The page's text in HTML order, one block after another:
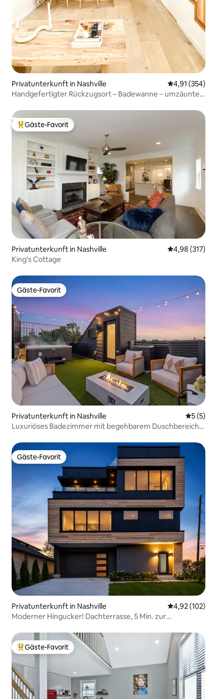
Privatunterkunft in Nashville
4,91 (354)
Handgefertigter Rückzugsort – Badewanne – umzäunter
Beliebter Gäste-Favorit.
Gäste-Favorit
Privatunterkunft in Nashville
4,98 (317)
King's Cottage
Gäste-Favorit
Gäste-Favorit
Privatunterkunft in Nashville
5 (5)
Luxuriöses Badezimmer mit begehbarem Duschbereich
Broadway entfernt
Gäste-Favorit
Gäste-Favorit
Privatunterkunft in Nashville
4,92 (102)
Moderner Hingucker! Dachterrasse, 5 Min. zur
Beliebter Gäste-Favorit.
Gäste-Favorit